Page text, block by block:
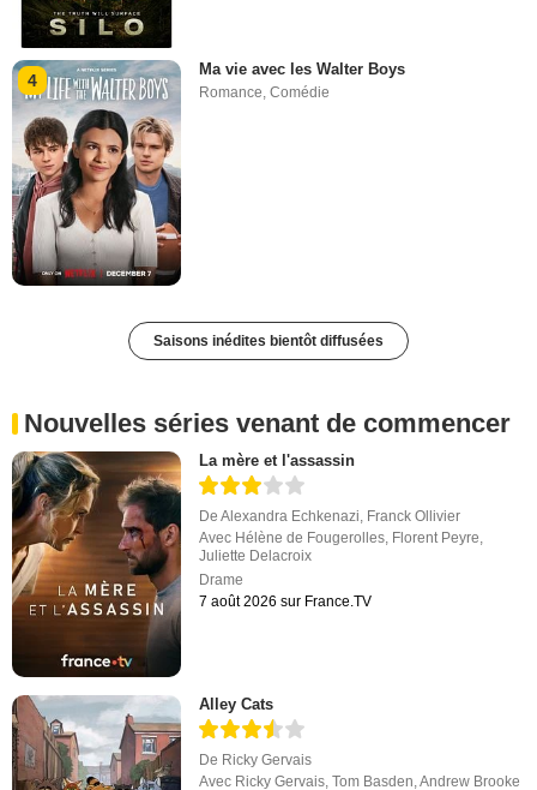
4
Ma vie avec les Walter Boys
Romance,Comédie
Saisons inédites bientôt diffusées
Nouvelles séries venant de commencer
La mère et l'assassin
DeAlexandra Echkenazi, Franck Ollivier
Avec Hélène de Fougerolles, Florent Peyre,
Juliette Delacroix
Drame
7 août 2026 sur France.TV
Alley Cats
De Ricky Gervais
Avec Ricky Gervais,Tom Basden,Andrew Brooke